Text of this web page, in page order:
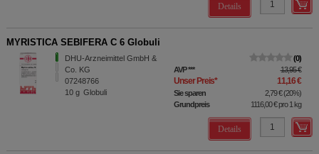
Details
MYRISTICA SEBIFERA C 6 Globuli
DHU-Arzneimittel GmbH &
Co. KG
07248766
10 g Globuli
0
AVP*** 13,95 €
Unser Preis* 11,16 €
Sie sparen 2,79 €(20%)
Grundpreis
1116,00 €pro 1 kg
Details